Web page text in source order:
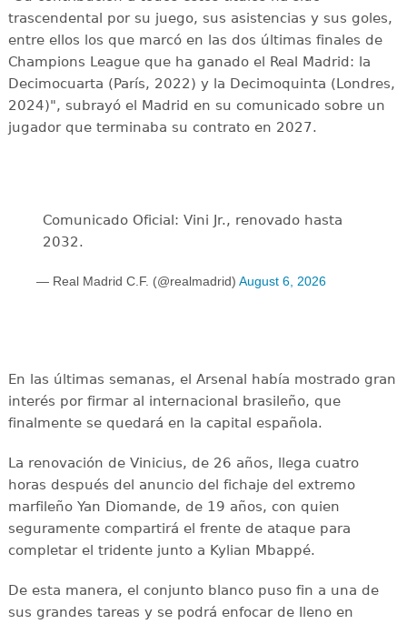
trascendental por su juego, sus asistencias y sus goles,
entre ellos los que marcó en las dos últimas finales de
Champions League que ha ganado el Real Madrid: la
Decimocuarta (París, 2022) y la Decimoquinta (Londres,
2024)", subrayó el Madrid en su comunicado sobre un
jugador que terminaba su contrato en 2027.
Comunicado Oficial: Vini Jr., renovado hasta
2032.
— Real Madrid C.F. (@realmadrid) August 6, 2026
En las últimas semanas, el Arsenal había mostrado gran
interés por firmar al internacional brasileño, que
finalmente se quedará en la capital española.
La renovación de Vinicius, de 26 años, llega cuatro
horas después del anuncio del fichaje del extremo
marfileño Yan Diomande, de 19 años, con quien
seguramente compartirá el frente de ataque para
completar el tridente junto a Kylian Mbappé.
De esta manera, el conjunto blanco puso fin a una de
sus grandes tareas y se podrá enfocar de lleno en